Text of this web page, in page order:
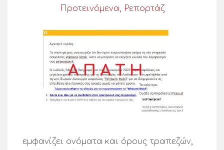
Προτεινόμενα, Ρεπορτάζ
εμφανίζει ονόματα και όρους τραπεζών,